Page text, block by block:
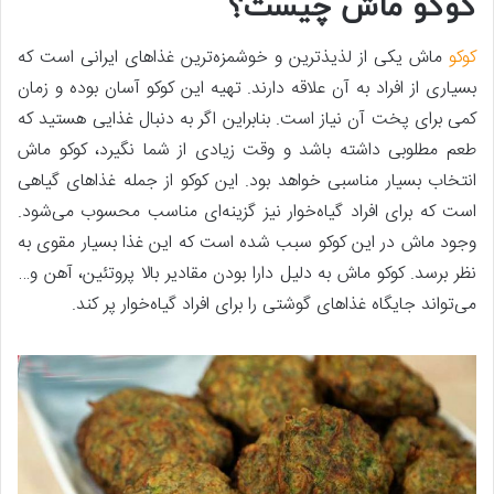
کوکو ماش یکی از لذیذترین و خوشمزه‌ترین غذاهای ایرانی است که
بسیاری از افراد به آن علاقه دارند. تهیه این کوکو آسان بوده و زمان
کمی برای پخت آن نیاز است. بنابراین اگر به دنبال غذایی هستید که
طعم مطلوبی داشته باشد و وقت زیادی از شما نگیرد، کوکو ماش
انتخاب بسیار مناسبی خواهد بود. این کوکو از جمله غذاهای گیاهی
است که برای افراد گیاه‌خوار نیز گزینه‌ای مناسب محسوب می‌شود.
وجود ماش در این کوکو سبب شده است که این غذا بسیار مقوی به
نظر برسد. کوکو ماش به دلیل دارا بودن مقادیر بالا پروتئین، آهن و…
می‌تواند جایگاه غذاهای گوشتی را برای افراد گیاه‌خوار پر کند.